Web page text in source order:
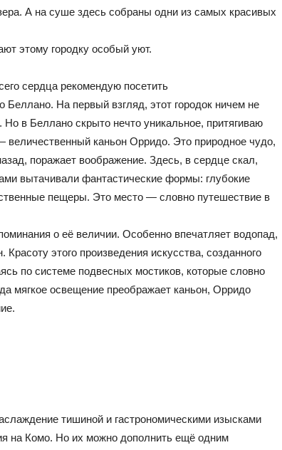
А на суше здесь собраны одни из самых красивых
этому городку особый уют.
сердца рекомендую посетить
На первый взгляд, этот городок ничем не
Но в Беллано скрыто нечто уникальное, притягиваю
величественный каньон Орридо. Это природное чудо,
поражает воображение. Здесь, в сердце скал,
вытачивали фантастические формы: глубокие
пещеры. Это место — словно путешествие в
о её величии. Особенно впечатляет водопад,
этого произведения искусства, созданного
по системе подвесных мостиков, которые словно
мягкое освещение преображает каньон, Орридо
тишиной и гастрономическими изысками
на Комо. Но их можно дополнить ещё одним